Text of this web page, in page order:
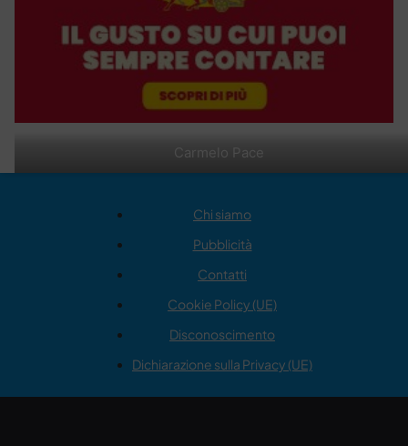
Carmelo Pace
Chi siamo
Pubblicità
Contatti
Cookie Policy (UE)
Disconoscimento
Dichiarazione sulla Privacy (UE)